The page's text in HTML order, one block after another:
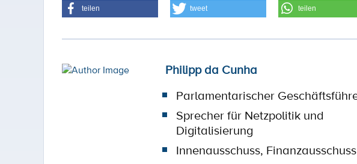
teilen tweet teilen
Philipp da Cunha
Parlamentarischer
Sprecher für Netzpolitik und
Digitalisierung
Innenausschuss, Finanzausschuss